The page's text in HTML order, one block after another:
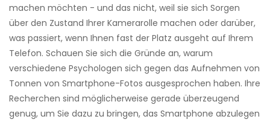
machen möchten - und das nicht, weil sie sich Sorgen
über den Zustand Ihrer Kamerarolle machen oder darüber,
was passiert, wenn Ihnen fast der Platz ausgeht auf Ihrem
Telefon. Schauen Sie sich die Gründe an, warum
verschiedene Psychologen sich gegen das Aufnehmen von
Tonnen von Smartphone-Fotos ausgesprochen haben. Ihre
Recherchen sind möglicherweise gerade überzeugend
genug, um Sie dazu zu bringen, das Smartphone abzulegen